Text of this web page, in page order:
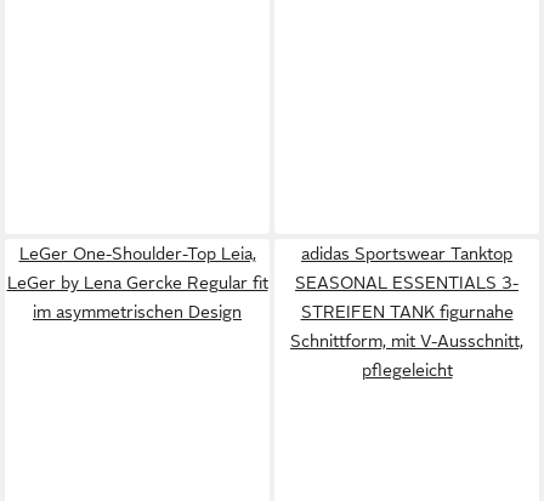
LeGer One-Shoulder-Top Leia,
LeGer by Lena Gercke Regular fit
im asymmetrischen Design
adidas Sportswear Tanktop
SEASONAL ESSENTIALS 3-
STREIFEN TANK figurnahe
Schnittform, mit V-Ausschnitt,
pflegeleicht